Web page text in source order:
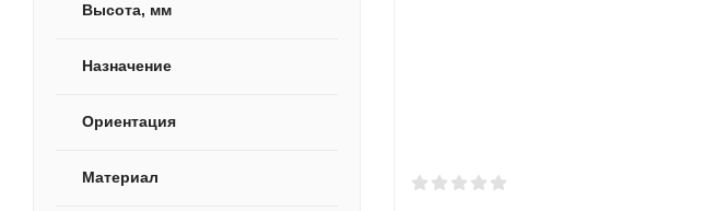
Высота, мм
Назначение
Ориентация
Материал